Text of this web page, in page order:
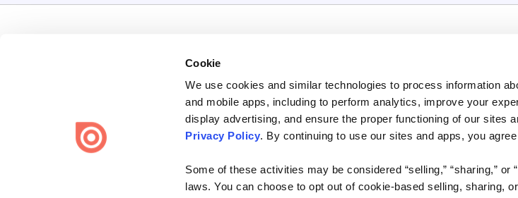
Cookie
We use cookies and similar technologies to process information
and mobile apps, including to perform analytics, improve your
display advertising, and ensure the proper functioning of our sites
Privacy Policy. By continuing to use our sites and apps, you
Some of these activities may be considered “selling,” “sharing,” or
laws. You can choose to opt out of cookie-based selling, sharing,
Create once, share everywhere.
Issuu turns PDFs and other files into interactive flipbooks and
Plans &
Press